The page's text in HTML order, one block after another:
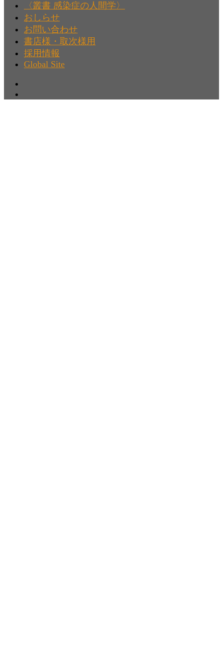
〈叢書 感染症の人間学〉
おしらせ
お問い合わせ
書店様・取次様用
採用情報
Global Site